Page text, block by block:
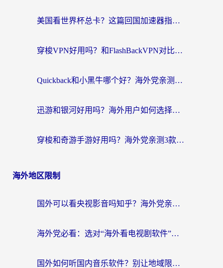
美国看世界杯总卡？这篇回国加速器指南帮你无缝刷国内资源（附苹果手机VPN设置步骤）
穿梭VPN好用吗？和FlashBackVPN对比哪个回国效果更好？
Quickback和小黑牛哪个好？海外党亲测指南，选对回国加速器秒回国内
迅游和银河好用吗？海外用户如何选择回国加速器实现无缝访问国内资源
穿梭和奇游手游好用吗？海外党亲测3款回国加速器，附蜜蜂加速器七天试用攻略
海外地区限制
国外可以看央视影音吗知乎？海外党亲测有效的回国加速方案
海外党必看：选对“海外看电视剧软件”，再也不用愁国内剧刷不了
国外如何听国内音乐软件？别让地域限制，断了你的中文歌单